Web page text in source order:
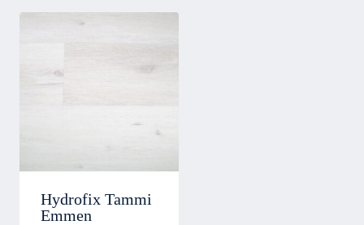
Hydrofix Tammi
Emmen